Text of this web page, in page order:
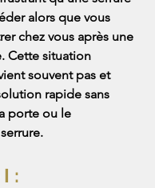
alors que vous
chez vous après une
Cette situation
souvent pas et
rapide sans
porte ou le
: